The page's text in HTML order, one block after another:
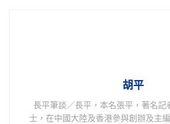
胡平
長平筆談／長平，本名張平，著名記
士，在中國大陸及香港參與創辦及主